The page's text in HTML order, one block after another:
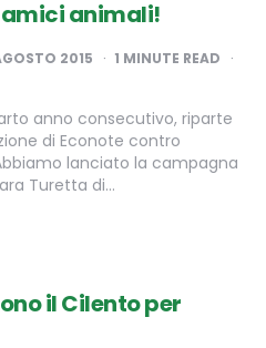
animali!
2015 1 MINUTE READ
anno consecutivo, riparte
di Econote contro
lanciato la campagna
Turetta di…
il Cilento per